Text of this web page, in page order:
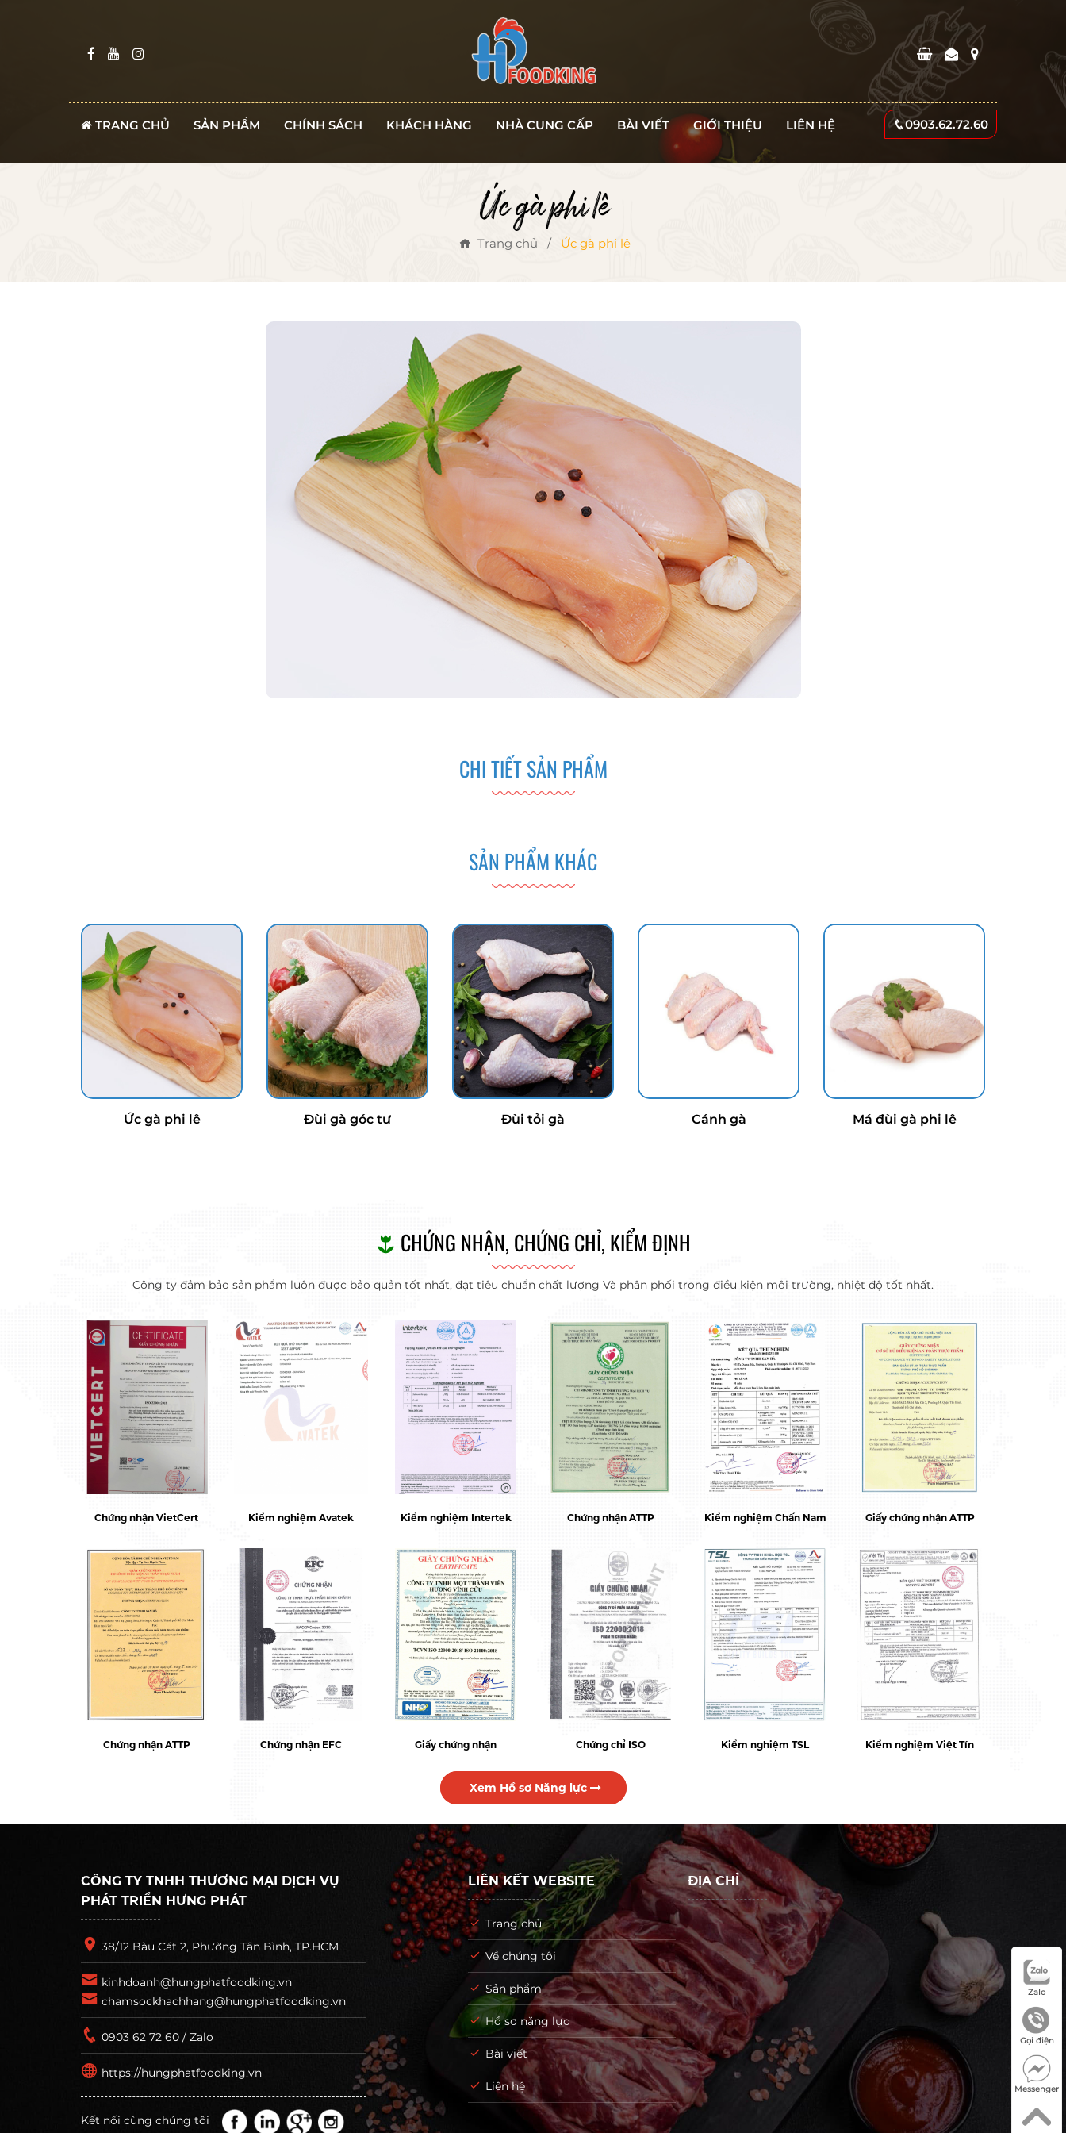
TRANG CHỦ SẢN PHẨM CHÍNH SÁCH KHÁCH HÀNG NHÀ CUNG CẤP BÀI VIẾT GIỚI THIỆU LIÊN HỆ 0903.62.72.60
Ức gà phi lê
Trang chủ / Ức gà phi lê
CHI TIẾT SẢN PHẨM
SẢN PHẨM KHÁC
Ức gà phi lê Đùi gà góc tư Đùi tỏi gà Cánh gà Má đùi gà phi lê
CHỨNG NHẬN, CHỨNG CHỈ, KIỂM ĐỊNH
Công ty đảm bảo sản phẩm luôn được bảo quản tốt nhất, đạt tiêu chuẩn chất lượng Và phân phối trong điều kiện môi trường, nhiệt độ tốt nhất.
Chứng nhận VietCert Kiểm nghiệm Avatek Kiểm nghiệm Intertek Chứng nhận ATTP Kiểm nghiệm Chấn Nam Giấy chứng nhận ATTP
Chứng nhận ATTP Chứng nhận EFC Giấy chứng nhận Chứng chỉ ISO Kiểm nghiệm TSL Kiểm nghiệm Việt Tín
Xem Hồ sơ Năng lực
CÔNG TY TNHH THƯƠNG MẠI DỊCH VỤ
PHÁT TRIỂN HƯNG PHÁT
38/12 Bàu Cát 2, Phường Tân Bình, TP.HCM
kinhdoanh@hungphatfoodking.vn
chamsockhachhang@hungphatfoodking.vn
0903 62 72 60 / Zalo
https://hungphatfoodking.vn
Kết nối cùng chúng tôi
LIÊN KẾT WEBSITE
Trang chủ
Về chúng tôi
Sản phẩm
Hồ sơ năng lực
Bài viết
Liên hệ
ĐỊA CHỈ
Zalo
Gọi điện
Messenger